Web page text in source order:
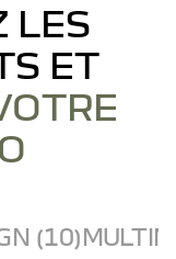
LES
ET
(10)